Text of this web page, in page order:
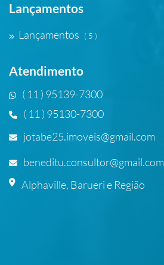
Lançamentos
Lançamentos ( 5 )
Atendimento
( 11 ) 95139-7300
( 11 ) 95130-7300
jotabe25.imoveis@gmail.com
beneditu.consultor@gmail.com
Alphaville, Barueri e Região